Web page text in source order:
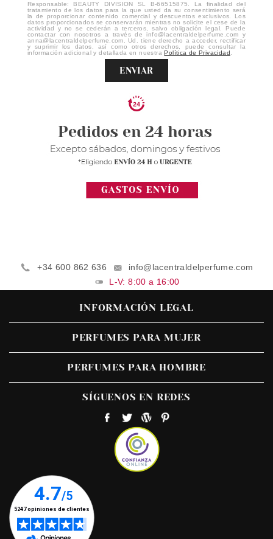
Responsable: BEAUTY DIVISION SL B-66515875. La finalidad del
tratamiento de los datos para la que usted da su consentimiento será
la de proporcionar contenido comercial y descuentos exclusivos. Los
datos proporcionados se conservarán mientras no solicite el cese de la
actividad y no se cederán a terceros, salvo obligación legal. Puede
contactar con nosotros a través de info@lacentraldelperfume.com y
anna@lacentraldelperfume.com. Ud. tiene derecho a acceder, rectificar
y suprimir los datos, así como otros derechos, puede consultar la
información adicional y detallada en nuestraPolítica de Privacidad
ENVIAR
+34 600 862 636
info@lacentraldelperfume.com
L-V: 8:00 a 16:00
INFORMACIÓN LEGAL
PERFUMES PARA MUJER
PERFUMES PARA HOMBRE
SÍGUENOS EN REDES